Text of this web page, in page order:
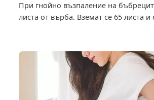
При гнойно възпаление на
листа от върба. Вземат се 65 листа и